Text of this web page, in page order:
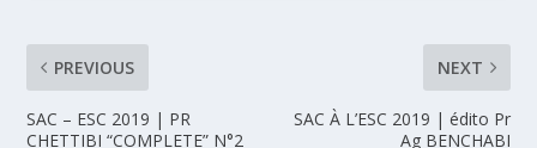
PREVIOUS
SAC – ESC 2019 | PR
CHETTIBI “COMPLETE” N°2
NEXT
SAC À L’ESC 2019 | édito Pr
Ag BENCHABI